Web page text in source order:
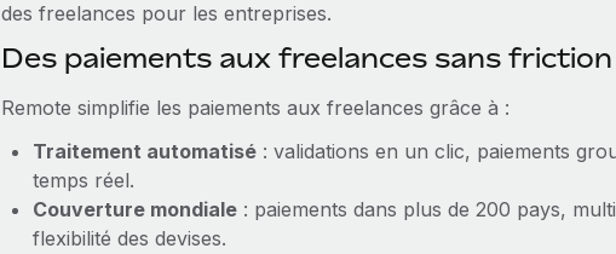
des freelances pour les entreprises.
Des paiements aux freelances sans
Remote simplifie les paiements aux freelances grâce à :
Traitement automatisé: validations en un clic, paiements
temps réel.
Couverture mondiale: paiements dans plus de 200 pays,
flexibilité des devises.